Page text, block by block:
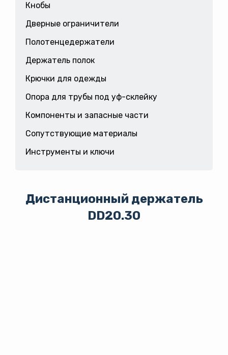
Кнобы
Дверные ограничители
Полотенцедержатели
Держатель полок
Крючки для одежды
Опора для трубы под уф-склейку
Компоненты и запасные части
Сопутствующие материалы
Инструменты и ключи
Дистанционный держатель
DD20.30